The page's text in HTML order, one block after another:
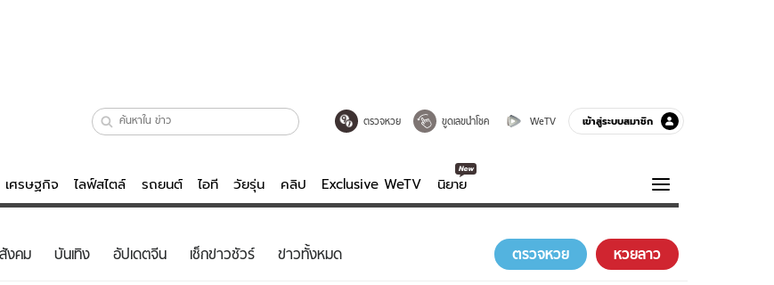
ตรวจหวย ขูดเลขนำโชค WeTV เข้าสู่ระบบสมาชิก
เศรษฐกิจ ไลฟ์สไตล์ รถยนต์ ไอที วัยรุ่น คลิป Exclusive WeTV นิยาย
วย ไลฟ์สไตล์ บันเทิงครบรส ความรู้รอบตัว
ฮาวทู
สังคม บันเทิง อัปเดตจีน เช็กข่าวชัวร์ ข่าวทั้งหมด ตรวจหวย หวยลาว